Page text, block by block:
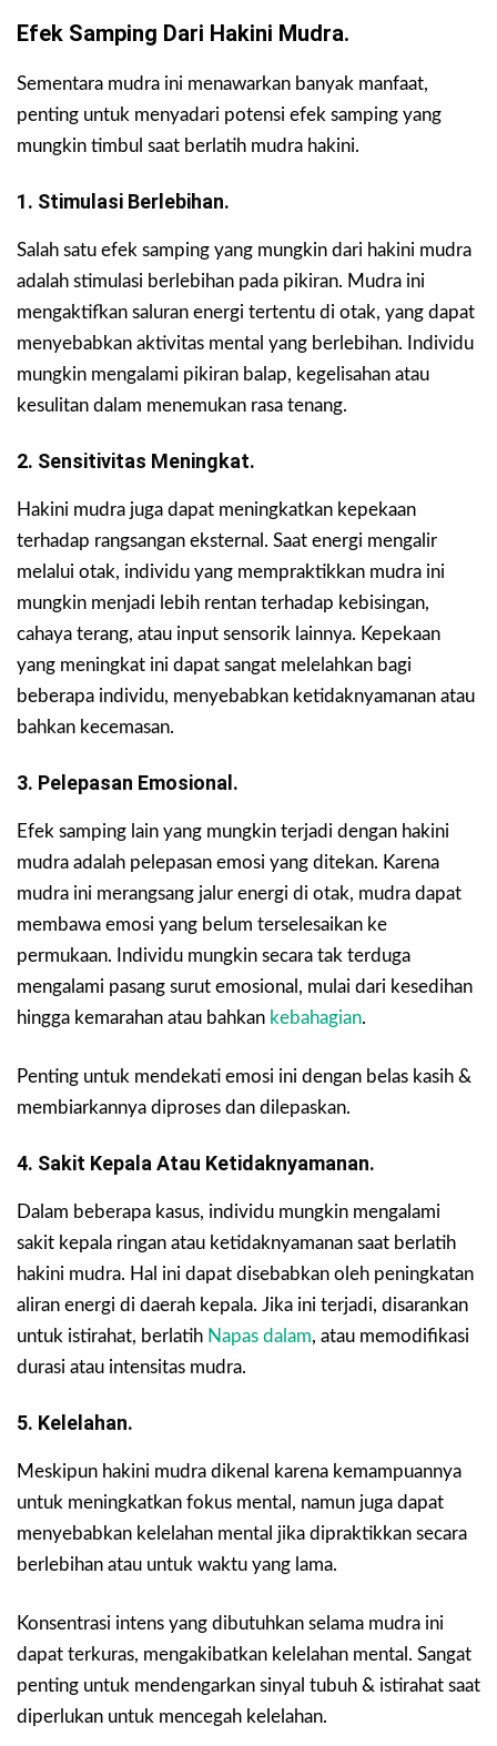
Efek Samping Dari Hakini Mudra.
Sementara mudra ini menawarkan banyak manfaat,
penting untuk menyadari potensi efek samping yang
mungkin timbul saat berlatih mudra hakini.
1. Stimulasi Berlebihan.
Salah satu efek samping yang mungkin dari hakini mudra
adalah stimulasi berlebihan pada pikiran. Mudra ini
mengaktifkan saluran energi tertentu di otak, yang dapat
menyebabkan aktivitas mental yang berlebihan. Individu
mungkin mengalami pikiran balap, kegelisahan atau
kesulitan dalam menemukan rasa tenang.
2. Sensitivitas Meningkat.
Hakini mudra juga dapat meningkatkan kepekaan
terhadap rangsangan eksternal. Saat energi mengalir
melalui otak, individu yang mempraktikkan mudra ini
mungkin menjadi lebih rentan terhadap kebisingan,
cahaya terang, atau input sensorik lainnya. Kepekaan
yang meningkat ini dapat sangat melelahkan bagi
beberapa individu, menyebabkan ketidaknyamanan atau
bahkan kecemasan.
3. Pelepasan Emosional.
Efek samping lain yang mungkin terjadi dengan hakini
mudra adalah pelepasan emosi yang ditekan. Karena
mudra ini merangsang jalur energi di otak, mudra dapat
membawa emosi yang belum terselesaikan ke
permukaan. Individu mungkin secara tak terduga
mengalami pasang surut emosional, mulai dari kesedihan
hingga kemarahan atau bahkan kebahagian.
Penting untuk mendekati emosi ini dengan belas kasih &
membiarkannya diproses dan dilepaskan.
4. Sakit Kepala Atau Ketidaknyamanan.
Dalam beberapa kasus, individu mungkin mengalami
sakit kepala ringan atau ketidaknyamanan saat berlatih
hakini mudra. Hal ini dapat disebabkan oleh peningkatan
aliran energi di daerah kepala. Jika ini terjadi, disarankan
untuk istirahat, berlatih Napas dalam, atau memodifikasi
durasi atau intensitas mudra.
5. Kelelahan.
Meskipun hakini mudra dikenal karena kemampuannya
untuk meningkatkan fokus mental, namun juga dapat
menyebabkan kelelahan mental jika dipraktikkan secara
berlebihan atau untuk waktu yang lama.
Konsentrasi intens yang dibutuhkan selama mudra ini
dapat terkuras, mengakibatkan kelelahan mental. Sangat
penting untuk mendengarkan sinyal tubuh & istirahat saat
diperlukan untuk mencegah kelelahan.